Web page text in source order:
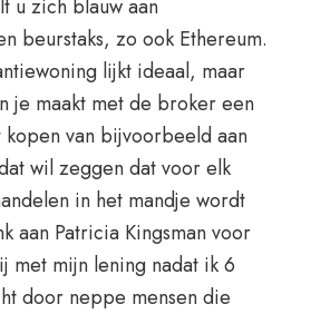
u zich blauw aan
beurstaks, zo ook Ethereum.
lijkt ideaal, maar
je maakt met de broker een
van bijvoorbeeld aan
wil zeggen dat voor elk
in het mandje wordt
aan Patricia Kingsman voor
met mijn lening nadat ik 6
door neppe mensen die